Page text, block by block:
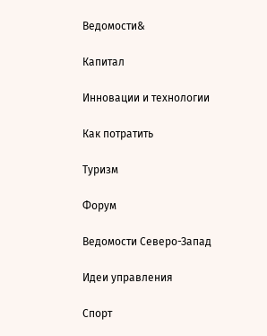
Ведомости&
Капитал
Инновации и технологии
Как потратить
Туризм
Форум
Ведомости Северо-Запад
Идеи управления
Спорт